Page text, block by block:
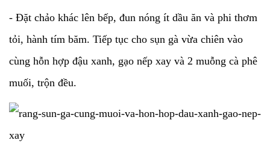
- Đặt chảo khác lên bếp, đun nóng ít dầu ăn và phi thơm
tỏi, hành tím băm. Tiếp tục cho sụn gà vừa chiên vào
cùng hỗn hợp đậu xanh, gạo nếp xay và 2 muỗng cà phê
muối, trộn đều.